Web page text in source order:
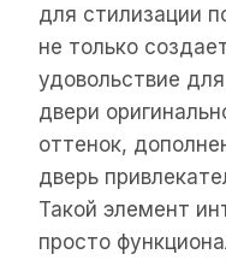
для стилизации
не только
удовольствие
двери
оттенок,
дверь
Такой элемент
просто